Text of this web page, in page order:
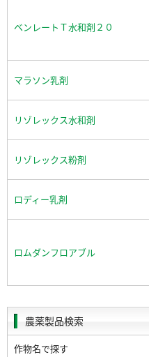
ベンレートＴ水和剤２０
マラソン乳剤
リゾレックス水和剤
リゾレックス粉剤
ロディー乳剤
ロムダンフロアブル
農薬製品検索
作物名で探す